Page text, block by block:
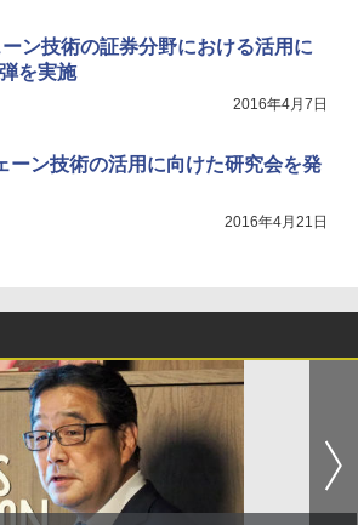
ン技術の証券分野における活用に
を実施
2016年4月7日
ーン技術の活用に向けた研究会を発
2016年4月21日